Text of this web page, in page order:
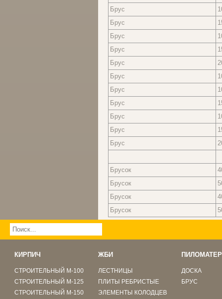
Брус
Брус
Брус
Брус
Брус
Брус
Брус
Брус
Брус
Брус
Брус
Брусок
Брусок
Брусок
Брусок
КИРПИЧ
СТРОИТЕЛЬНЫЙ М-100
СТРОИТЕЛЬНЫЙ М-125
СТРОИТЕЛЬНЫЙ М-150
ЖБИ
ЛЕСТНИЦЫ
ПЛИТЫ РЕБРИСТЫЕ
ЭЛЕМЕНТЫ КОЛОДЦЕВ
ДОСКА
БРУС